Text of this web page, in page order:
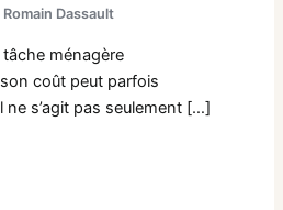
Romain Dassault
ménagère
coût peut parfois
ne s’agit pas seulement […]